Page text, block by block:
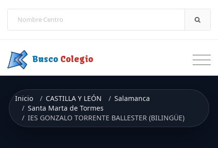
Busco Colegio
Inicio CASTILLA Y LEÓN
Salamanca
Santa Marta de Tormes
IES GONZALO TORRENTE BALLESTER (BILINGÜE)